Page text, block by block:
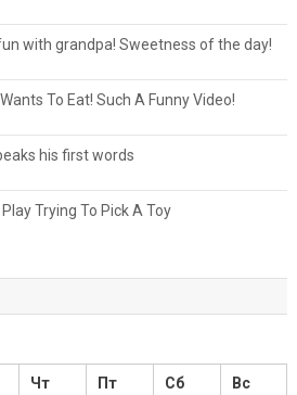
with grandpa! Sweetness of the day!
To Eat! Such A Funny Video!
his first words
Trying To Pick A Toy
Чт Пт Сб Вс